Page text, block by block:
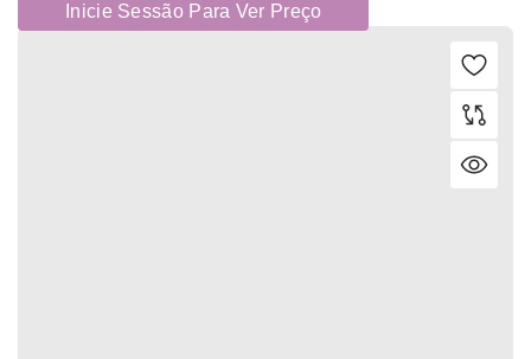
Inicie Sessão Para Ver Preço